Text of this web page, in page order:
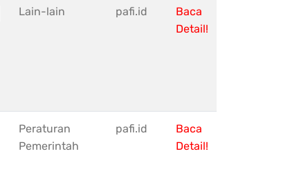
Lain-lain pafi.id
Baca
Detail!
Peraturan
Pemerintah
pafi.id
Baca
Detail!